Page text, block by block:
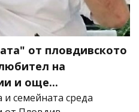
от пловдивското
на
и още...
семейната среда